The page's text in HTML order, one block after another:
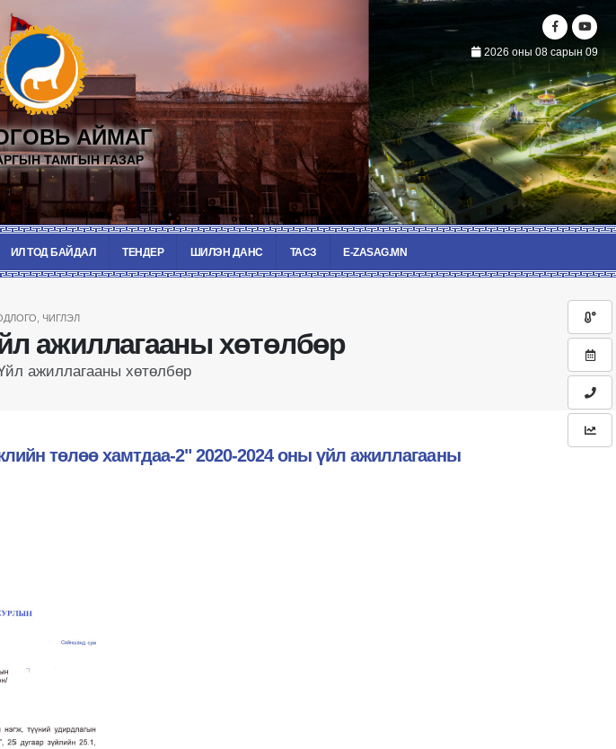
2026 оны 08 сарын 09
АЙМАГ
ТАМГЫН ГАЗАР
ИЛ ТОД БАЙДАЛ ТЕНДЕР ШИЛЭН ДАНС ТАСЗ E-ZASAG.MN
ажиллагааны хөтөлбөр
ажиллагааны хөтөлбөр
ЧИГЛЭЛ
төлөө хамтдаа-2" 2020-2024 оны үйл ажиллагааны